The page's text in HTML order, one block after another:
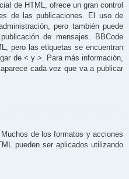
de HTML, ofrece un gran control
de las publicaciones. El uso de
pero también puede
de mensajes. BBCode
pero las etiquetas se encuentran
de < y >. Para más información,
cada vez que va a publicar
de los formatos y acciones
pueden ser aplicados utilizando